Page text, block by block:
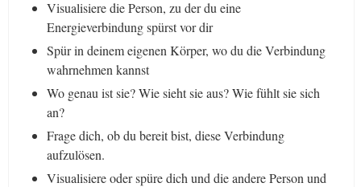
Visualisiere die Person, zu der du eine
Energieverbindung spürst vor dir
Spür in deinem eigenen Körper, wo du die Verbindung
wahrnehmen kannst
Wo genau ist sie? Wie sieht sie aus? Wie fühlt sie sich
an?
Frage dich, ob du bereit bist, diese Verbindung
aufzulösen.
Visualisiere oder spüre dich und die andere Person und